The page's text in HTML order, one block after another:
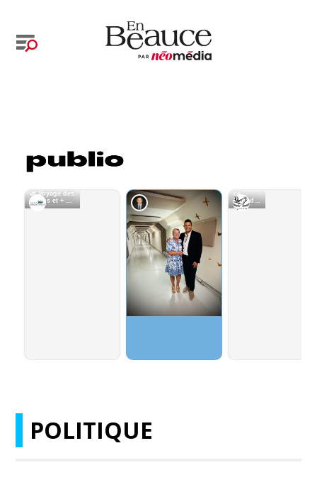
POLITIQUE